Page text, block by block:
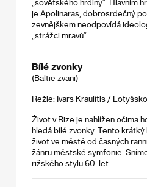
„sovětského hrdiny“. Hlavním
je Apolinaras, dobrosrdečný
zevnějškem neodpovídá
„strážci mravů“.
Bílé zvonky
(Baltie zvani)
Režie: Ivars Kraulītis /
Život v Rize je nahlížen očima
hledá bílé zvonky. Tento krátký
život ve městě od časných
žánru městské symfonie.
rižského stylu 60. let.